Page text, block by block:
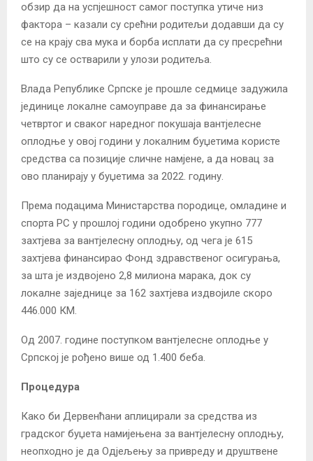
обзир да на успјешност самог поступка утиче низ
фактора – казали су срећни родитељи додавши да су
се на крају сва мука и борба исплати да су пресрећни
што су се остварили у улози родитеља.
Влада Републике Српске је прошле седмице задужила
јединице локалне самоуправе да за финансирање
четвртог и сваког наредног покушаја вантјелесне
оплодње у овој години у локалним буџетима користе
средства са позиције сличне намјене, а да новац за
ово планирају у буџетима за 2022. годину.
Према подацима Министарства породице, омладине и
спорта РС у прошлој години одобрено укупно 777
захтјева за вантјелесну оплодњу, од чега је 615
захтјева финансирао Фонд здравственог осигурања,
за шта је издвојено 2,8 милиона марака, док су
локалне заједнице за 162 захтјева издвојиле скоро
446.000 КМ.
Од 2007. године поступком вантјелесне оплодње у
Српској је рођено више од 1.400 беба.
Процедура
Како би Дервенћани аплицирали за средства из
градског буџета намијењена за вантјелесну оплодњу,
неопходно је да Одјељењу за привреду и друштвене